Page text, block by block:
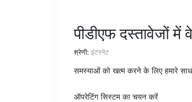
पीडीएफ दस्तावेजों
श्रेणी: इंटरनेट
समस्याओं को खत्म करने के लिए हमारे
ऑपरेटिंग सिस्टम का चयन करें